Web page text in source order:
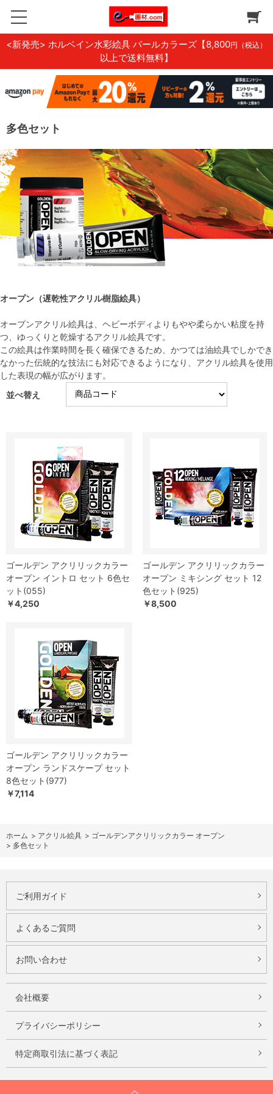
<新発売> ホルベイン水彩絵具 パールカラーズ 【8,800円（税込）
以上で送料無料】
多色セット
オープン（遅乾性アクリル樹脂絵具）
オープンアクリル絵具は、ヘビーボディよりもやや柔らかい粘度を持
つ、ゆっくりと乾燥するアクリル絵具です。
この絵具は作業時間を長く確保できるため、かつては油絵具でしかでき
なかった伝統的な技法にも対応できるようになり、アクリル絵具を使用
した表現の幅が広がります。
並べ替え
ゴールデン アクリリックカラー
オープン イントロ セット 6色セ
ット(055)
￥4,250
ゴールデン アクリリックカラー
オープン ミキシング セット 12
色セット(925)
￥8,500
ゴールデン アクリリックカラー
オープン ランドスケープ セット
8色セット(977)
￥7,114
ホーム > アクリル絵具 > ゴールデンアクリリックカラー オープン
> 多色セット
ご利用ガイド
よくあるご質問
お問い合わせ
会社概要
プライバシーポリシー
特定商取引法に基づく表記